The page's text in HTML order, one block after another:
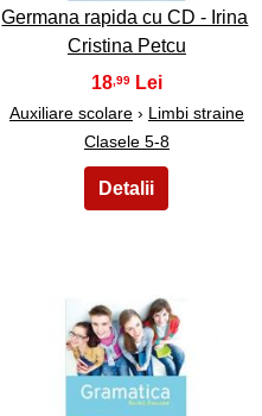
Germana rapida cu CD - Irina
Cristina Petcu
18 ,99
Auxiliare scolare› Limbi straine
Clasele 5-8
22